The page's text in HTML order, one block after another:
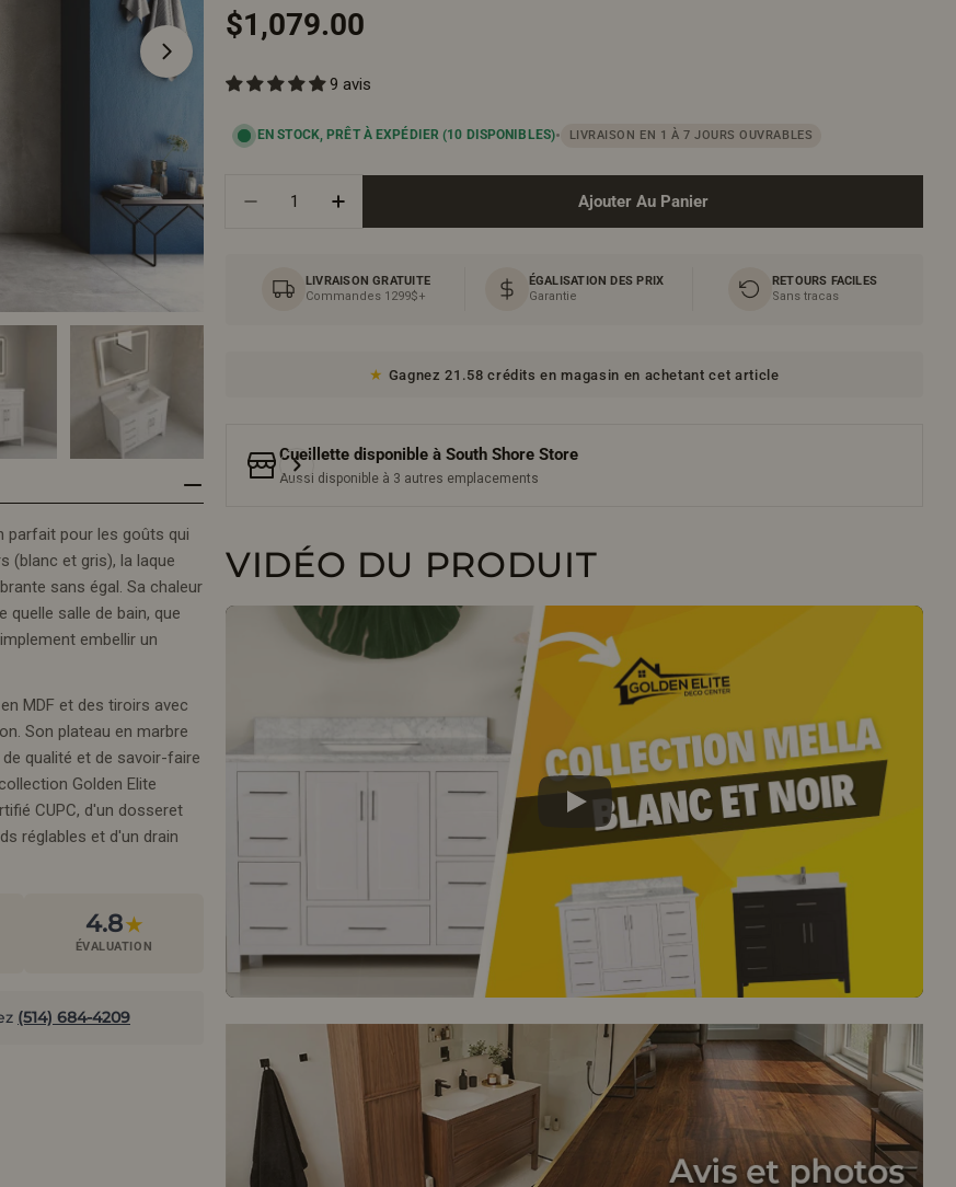
parfait pour les goûts qui
(blanc et gris), la laque
sans égal. Sa chaleur
salle de bain, que
embellir un
MDF et des tiroirs avec
Son plateau en marbre
qualité et de savoir-faire
Golden Elite
CUPC, d'un dosseret
réglables et d'un drain
4.8★
ÉVALUATION
(514) 684-4209
Prix
$1,079.00
9 avis
EN STOCK, PRÊT À EXPÉDIER (10 DISPONIBLES)• LIVRAISON EN 1 À 7 JOURS OUVRABLES
Diminuer La Quantité Pour Meuble-Lavabo Autoportant 36po Blanc Avec
Augmenter La Quantité Pour Meuble-Lavabo Autoportant 36po
Ajouter Au Panier
LIVRAISON GRATUITE
Commandes 1299$+
ÉGALISATION DES PRIX
Garantie
RETOURS FACILES
Sans tracas
Gagnez 21.58 crédits en magasin en achetant cet article
Cueillette disponible à South Shore Store
Aussi disponible à 3 autres emplacements
VIDÉO DU PRODUIT